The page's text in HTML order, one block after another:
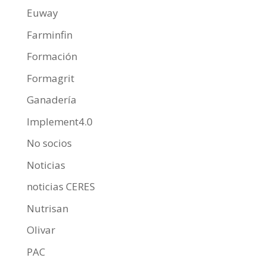
Euway
Farminfin
Formación
Formagrit
Ganadería
Implement4.0
No socios
Noticias
noticias CERES
Nutrisan
Olivar
PAC